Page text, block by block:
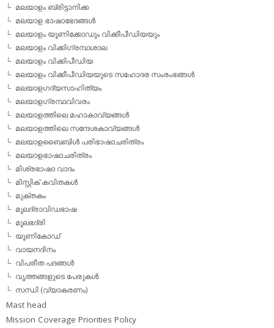
മലയാളം ബ്രിട്ടാനിക്ക
മലയാള ഭാഷാഭേദങ്ങള്‍
മലയാളം യൂണിക്കോഡും വിക്കീപീഡിയയും
മലയാളം വിക്കിഗ്രന്ഥശാല
മലയാളം വിക്കിപീഡിയ
മലയാളം വിക്കീപീഡിയയുടെ സഹോദര സംരംഭങ്ങള്‍
മലയാളഗദ്യസാഹിത്യം
മലയാളഗ്രന്ഥവിവരം
മലയാളത്തിലെ മഹാകാവ്യങ്ങള്‍
മലയാളത്തിലെ സന്ദേശകാവ്യങ്ങള്‍
മലയാളബൈബിള്‍ പരിഭാഷാചരിത്രം
മലയാളഭാഷാചരിത്രം
മിശ്രഭാഷാ വാദം
മിസ്റ്റിക് കവിതകള്‍
മുക്തകം
മൂലദ്രാവിഡഭാഷ
മൂലഭദ്രി
യൂണികോഡ്
വായനദിനം
വിപരീത പദങ്ങള്‍
വൃത്തങ്ങളുടെ പേരുകള്‍
സന്ധി (വ്യാകരണം)
Mast head
Mission Coverage Priorities Policy